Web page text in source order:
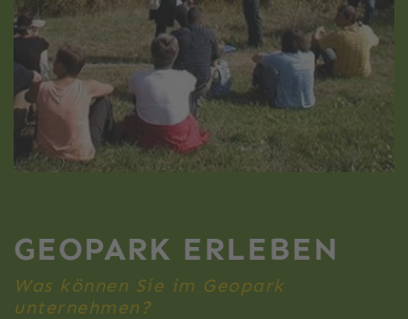
GEOPARK ERLEBEN
Was können Sie im Geopark
unternehmen?